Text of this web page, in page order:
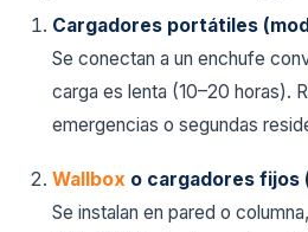
Cargadores portátiles
Se conectan a un enchufe
carga es lenta (10–20 horas).
emergencias o segundas
Wallbox o cargadores fijos
Se instalan en pared o